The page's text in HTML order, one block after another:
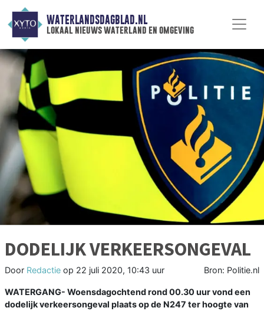
WATERLANDSDAGBLAD.NL
lokaal nieuws waterland en omgeving
DODELIJK VERKEERSONGEVAL
Door Redactie op 22 juli 2020, 10:43 uur Bron: Politie.nl
WATERGANG- Woensdagochtend rond 00.30 uur vond een
dodelijk verkeersongeval plaats op de N247 ter hoogte van